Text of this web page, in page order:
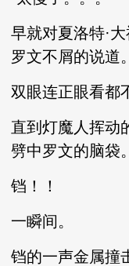
早就对夏洛特·
罗文不屑的说道。
双眼连正眼看都
直到灯魔人挥动
劈中罗文的脑袋。
铛！！
一瞬间。
铛的一声金属撞